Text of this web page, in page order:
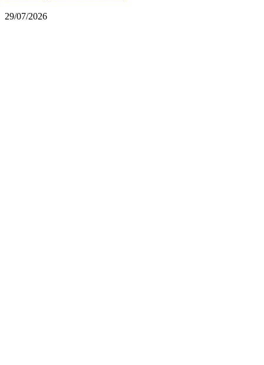
29/07/2026